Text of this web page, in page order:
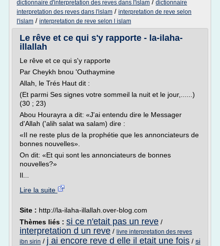
dictionnaire d'interpretation des reves dans l'islam / dictionnaire
interpretation des reves dans l'islam / interpretation de reve selon
l'islam / interpretation de reve selon l islam
Le rêve et ce qui s'y rapporte - la-ilaha-
illallah
Le rêve et ce qui s'y rapporte
Par Cheykh bnou 'Outhaymine
Allah, le Trés Haut dit :
(Et parmi Ses signes votre sommeil la nuit et le jour,......)
(30 ; 23)
Abou Hourayra a dit: «J'ai entendu dire le Messager
d'Allah ('alih salat wa salam) dire :
«II ne reste plus de la prophétie que les annonciateurs de
bonnes nouvelles».
On dit: «Et qui sont les annonciateurs de bonnes
nouvelles?»
Il...
Lire la suite
Site : http://la-ilaha-illallah.over-blog.com
Thèmes liés : si ce n'etait pas un reve /
interpretation d un reve / livre interpretation des reves
ibn sirin / j ai encore reve d elle il etait une fois / si